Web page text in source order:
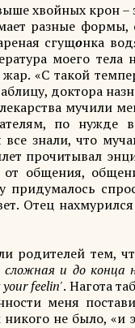
хвойных крон –
разные формы,
сгущонка
моего
«С такой
доктора
мучили
по нужде
все знали, что
прочитывал
общения,
Отец
родителей тем,
и до конца
feelin'. Нагота
меня
не было, «и